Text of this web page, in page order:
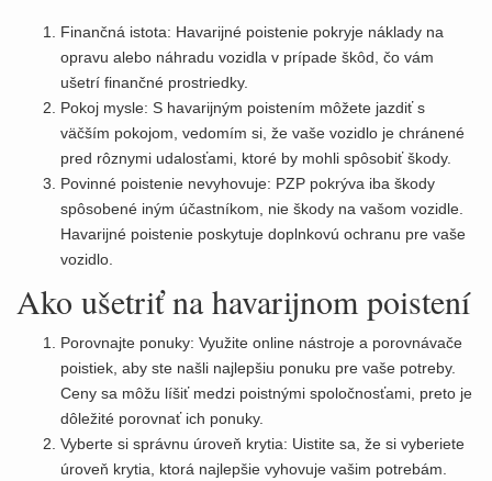
Finančná istota: Havarijné poistenie pokryje náklady na
opravu alebo náhradu vozidla v prípade škôd, čo vám
ušetrí finančné prostriedky.
Pokoj mysle: S havarijným poistením môžete jazdiť s
väčším pokojom, vedomím si, že vaše vozidlo je chránené
pred rôznymi udalosťami, ktoré by mohli spôsobiť škody.
Povinné poistenie nevyhovuje: PZP pokrýva iba škody
spôsobené iným účastníkom, nie škody na vašom vozidle.
Havarijné poistenie poskytuje doplnkovú ochranu pre vaše
vozidlo.
Ako ušetriť na havarijnom poistení
Porovnajte ponuky: Využite online nástroje a porovnávače
poistiek, aby ste našli najlepšiu ponuku pre vaše potreby.
Ceny sa môžu líšiť medzi poistnými spoločnosťami, preto je
dôležité porovnať ich ponuky.
Vyberte si správnu úroveň krytia: Uistite sa, že si vyberiete
úroveň krytia, ktorá najlepšie vyhovuje vašim potrebám.